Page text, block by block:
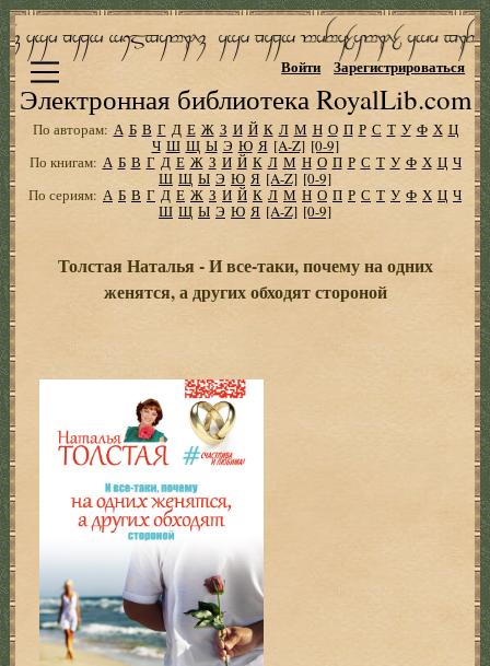
Электронная библиотека RoyalLib.com
Войти Зарегистрироваться
По авторам: А Б В Г Д Е Ж З И Й К Л М Н О П Р С Т У Ф Х Ц
Ч Ш Щ Ы Э Ю Я [A-Z] [0-9]
По книгам: А Б В Г Д Е Ж З И Й К Л М Н О П Р С Т У Ф Х Ц Ч
Ш Щ Ы Э Ю Я [A-Z] [0-9]
По сериям: А Б В Г Д Е Ж З И Й К Л М Н О П Р С Т У Ф Х Ц Ч
Ш Щ Ы Э Ю Я [A-Z] [0-9]
Толстая Наталья - И все-таки, почему на одних
женятся, а других обходят стороной